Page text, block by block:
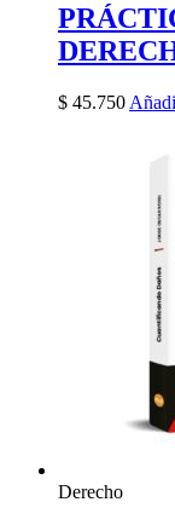
$ 45.750
Derecho